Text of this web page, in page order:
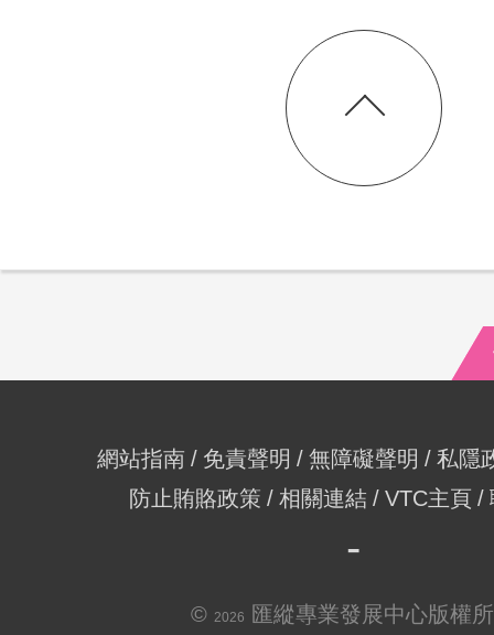
網站指南 免責聲明 無障礙聲明
私隱
防止賄賂政策
相關連結 VTC主頁
© 2026
匯縱專業發展中心版權